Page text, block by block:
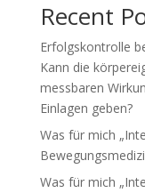
Recent
Erfolgskontrolle
Kann die
messbaren
Einlagen geben?
Was für mich
Was für mich